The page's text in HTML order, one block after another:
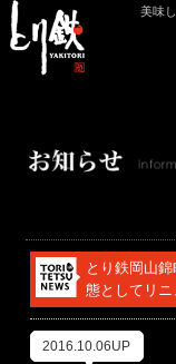
美味
とり鉄岡山
態としてリニ
2016.10.06UP